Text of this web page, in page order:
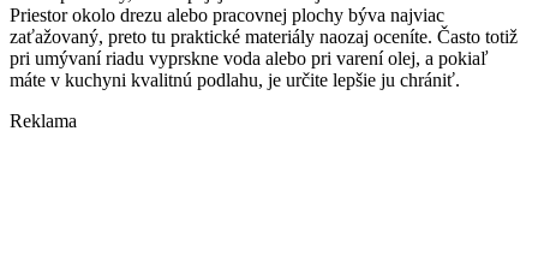
Priestor okolo drezu alebo pracovnej plochy býva najviac
zaťažovaný, preto tu praktické materiály naozaj oceníte. Často totiž
pri umývaní riadu vyprskne voda alebo pri varení olej, a pokiaľ
máte v kuchyni kvalitnú podlahu, je určite lepšie ju chrániť.
Reklama